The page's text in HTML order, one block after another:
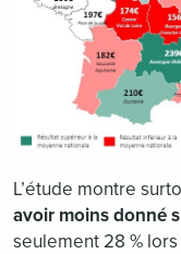
L’étude montre
avoir moins donné
seulement 28 %